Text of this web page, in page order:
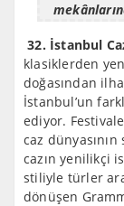
32. İstanbul
klasiklerden
doğasından
İstanbul’un
ediyor.
caz
cazın yenilikçi
stiliyle türler
dönüşen